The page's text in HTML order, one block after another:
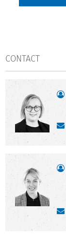
CONTACT